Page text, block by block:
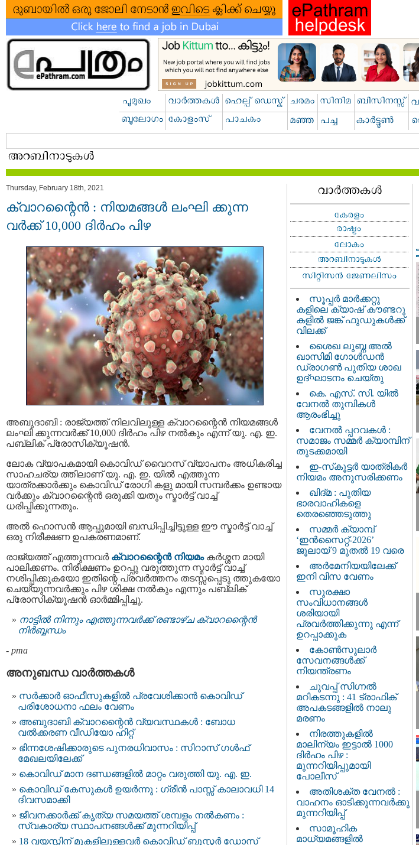
Thursday, February 18th, 2021
ക്വാറന്റൈന്‍ : നിയമങ്ങള്‍ ലംഘി ക്കുന്ന
വർക്ക് 10,000 ദിർഹം പിഴ
അബുദാബി : രാജ്യത്ത് നിലവിലുള്ള ക്വാറന്റൈന്‍ നിയമങ്ങള്‍
ലംഘി ക്കുന്നവർക്ക് 10,000 ദിർഹം പിഴ നല്‍കും എന്ന് യു. എ. ഇ.
പബ്ലിക് പ്രോസിക്യൂഷൻ.
ലോക വ്യാപകമായി കൊവിഡ് വൈറസ് വ്യാപനം അധികരിച്ച
സാഹചര്യ ത്തിലാണ് യു. എ. ഇ. യില്‍ എത്തുന്ന
യാത്രക്കാര്‍ക്കും കൊവിഡ് രോഗി കളു മായി സമ്പര്‍ക്കം ഉണ്ടായ
വര്‍ക്കും ക്വാറന്റൈന്‍ ഒരുക്കി യതും സ്മാര്‍ട്ട് വാച്ച്
ധരിപ്പിക്കുന്നതും.
അൽ ഹൊസൻ ആപ്പുമായി ബന്ധിപ്പിച്ചിട്ടുള്ള ഈ സ്മാർട്ട് വാച്ച്
ഒരു നിരീക്ഷണ ഉപകരണമാണ്.
രാജ്യത്ത് എത്തുന്നവര്‍ ക്വാറന്റൈന്‍ നിയമം കർശ്ശന മായി
പാലിക്കണം. നിരീക്ഷണം ഉറപ്പു വരുത്തുന്ന സ്മാർട്ട് വാച്ച്
നശിപ്പിക്കുകയോ ഇതിന്റെ പ്രവർത്തനം തടസ്സപ്പെടു ത്തുകയോ
ചെയ്യുന്നവര്‍ക്കും പിഴ ശിക്ഷ നല്‍കും എന്നും പബ്ലിക്
പ്രോസിക്യൂഷൻ ഓര്‍മ്മിപ്പിച്ചു.
നാട്ടിൽ നിന്നും എത്തുന്നവർക്ക് രണ്ടാഴ്ച ക്വാറന്റൈന്‍
നിര്‍ബ്ബന്ധം
- pma
അനുബന്ധ വാര്‍ത്തകള്‍
സർക്കാർ ഓഫീസുകളിൽ പ്രവേശിക്കാന്‍ കൊവിഡ്
പരിശോധനാ ഫലം വേണം
അബുദാബി ക്വാറന്റൈന്‍ വ്യവസ്ഥകള്‍ : ബോധ
വല്‍ക്കരണ വീഡിയോ ഹിറ്റ്
ഭിന്നശേഷിക്കാരുടെ പുനരധിവാസം : സിറാസ് ഗൾഫ്
മേഖലയിലേക്ക്
കൊവിഡ് മാന ദണ്ഡങ്ങളില്‍ മാറ്റം വരുത്തി യു. എ. ഇ.
കൊവിഡ് കേസുകള്‍ ഉയര്‍ന്നു : ഗ്രീൻ പാസ്സ് കാലാവധി 14
ദിവസമാക്കി
ജീവനക്കാര്‍ക്ക് കൃത്യ സമയത്ത് ശമ്പളം നല്‍കണം :
സ്വകാര്യ സ്ഥാപനങ്ങള്‍ക്ക് മുന്നറിയിപ്പ്
18 വയസ്സിന് മുകളിലുള്ളവര്‍ കൊവിഡ് ബൂസ്റ്റര്‍ ഡോസ്
സൂപ്പർ മാർക്കറ്റു
കളിലെ ക്യാഷ് കൗണ്ടറു
കളിൽ ജങ്ക് ഫുഡുകൾക്ക്
വിലക്ക്
ശൈഖ ലുബ്ന അൽ
ഖാസിമി ഗോൾഡൻ
ഡ്രാഗൺ പുതിയ ശാഖ
ഉദ്ഘാടനം ചെയ്തു
കെ. എസ്. സി. യിൽ
വേനൽ തുമ്പികൾ
ആരംഭിച്ചു
വേനൽ പ്പറവകൾ :
സമാജം സമ്മർ ക്യാമ്പിന്
തുടക്കമായി
ഇ-സ്‌കൂട്ടർ യാത്രികർ
നിയമം അനുസരിക്കണം
ഖിദ്മ : പുതിയ
ഭാരവാഹികളെ
തെരഞ്ഞെടുത്തു
സമ്മർ ക്യാമ്പ്
‘ഇൻസൈറ്റ്-2026’
ജൂലായ് 9 മുതൽ 19 വരെ
അർമേനിയയിലേക്ക്
ഇനി വിസ വേണം
സുരക്ഷാ
സംവിധാനങ്ങൾ
ശരിയായി
പ്രവർത്തിക്കുന്നു എന്ന്
ഉറപ്പാക്കുക
കോൺസുലാർ
സേവനങ്ങൾക്ക്
നിയന്ത്രണം
ചുവപ്പ് സിഗ്നൽ
മറികടന്നു : 41 ട്രാഫിക്
അപകടങ്ങളിൽ നാലു
മരണം
നിരത്തുകളിൽ
മാലിന്യം ഇട്ടാൽ 1000
ദിർഹം പിഴ :
മുന്നറിയിപ്പുമായി
പോലീസ്
അതിശക്ത വേനൽ :
വാഹനം ഓടിക്കുന്നവർക്കു
മുന്നറിയിപ്പ്
സാമൂഹിക
മാധ്യമങ്ങളിൽ